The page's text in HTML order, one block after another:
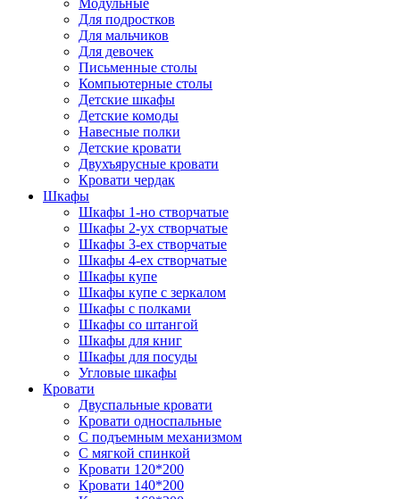
Модульные
Для подростков
Для мальчиков
Для девочек
Письменные столы
Компьютерные столы
Детские шкафы
Детские комоды
Навесные полки
Детские кровати
Двухъярусные кровати
Кровати чердак
Шкафы
Шкафы 1-но створчатые
Шкафы 2-ух створчатые
Шкафы 3-ех створчатые
Шкафы 4-ех створчатые
Шкафы купе
Шкафы купе с зеркалом
Шкафы с полками
Шкафы со штангой
Шкафы для книг
Шкафы для посуды
Угловые шкафы
Кровати
Двуспальные кровати
Кровати односпальные
С подъемным механизмом
С мягкой спинкой
Кровати 120*200
Кровати 140*200